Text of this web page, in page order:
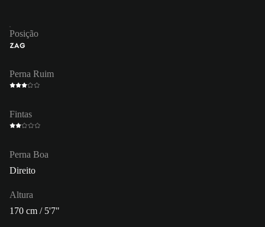
Posição
ZAG
Perna Ruim
Fintas
Perna Boa
Direito
Altura
170 cm / 5'7"